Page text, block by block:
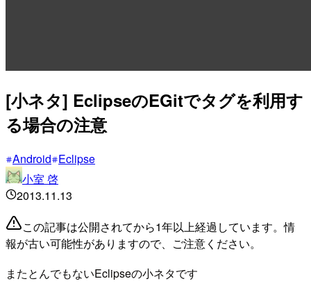
[小ネタ] EclipseのEGitでタグを利用す
る場合の注意
Android Eclipse
小室 啓
2013.11.13
この記事は公開されてから1年以上経過しています。情
報が古い可能性がありますので、ご注意ください。
またとんでもないEclipseの小ネタです